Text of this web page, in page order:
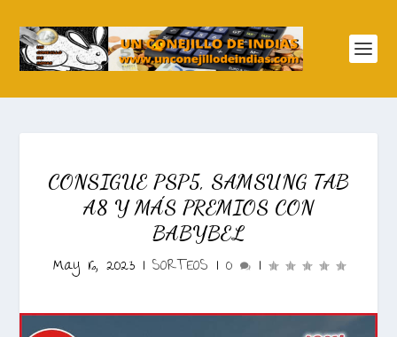
CONSIGUE PSP5, SAMSUNG TAB
A8 Y MÁS PREMIOS CON
BABYBEL
May 16, 2023| SORTEOS | 0 |